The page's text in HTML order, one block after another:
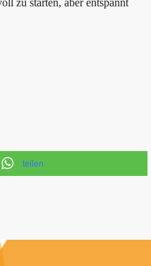
teilen